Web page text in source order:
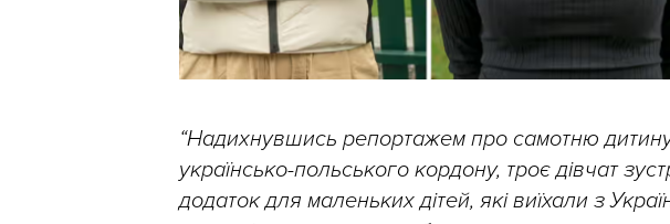
“Надихнувшись репортажем про самотню
українсько-польського кордону, троє дівчат
додаток для маленьких дітей, які виїхали з